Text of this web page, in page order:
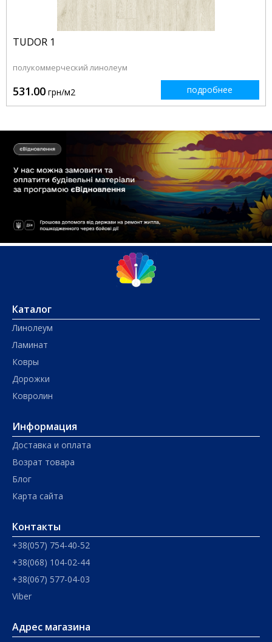
TUDOR 1
полукоммерческий линолеум
531.00 грн/м2 подробнее
Каталог
Линолеум
Ламинат
Ковры
Дорожки
Ковролин
Информация
Доставка и оплата
Возрат товара
Блог
Карта сайта
Контакты
+38(057) 754-40-52
+38(068) 104-02-44
+38(067) 577-04-03
Viber
Адрес магазина